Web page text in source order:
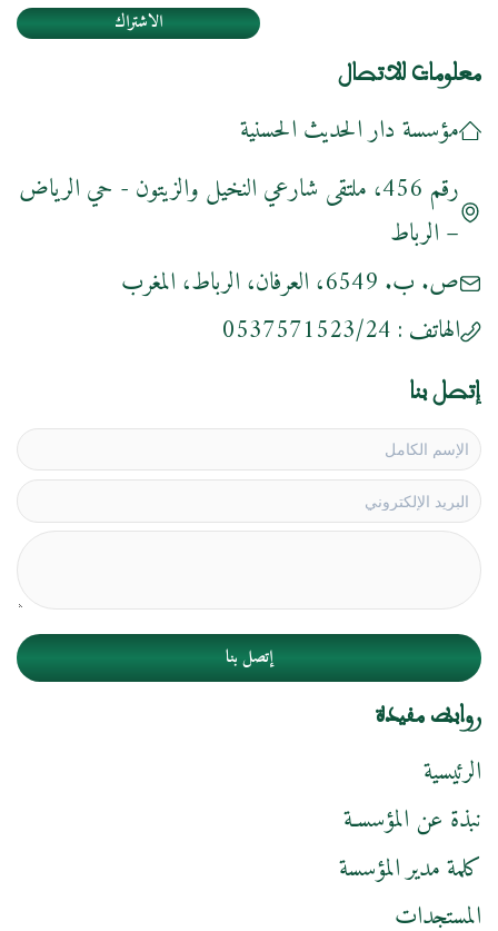
الاشتراك
معلومات للاتصال
مؤسسة دار الحديث الحسنية
رقم 456، ملتقى شارعي النخيل والزيتون - حي الرياض
– الرباط
ص. ب. 6549، العرفان، الرباط، المغرب
الهاتف : 0537571523/24
إتصل بنا
إتصل بنا
روابط مفيدة
الرئيسية
نبذة عن المؤسسـة
كلمة مدير المؤسسة
المستجدات